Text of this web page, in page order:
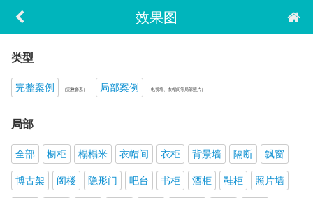
效果图
类型
完整案例 （完整套系） 局部案例 （电视墙、衣帽间等局部照片）
局部
全部 橱柜 榻榻米 衣帽间 衣柜 背景墙 隔断
飘窗
博古架
阁楼 隐形门 吧台 书柜 酒柜 鞋柜
照片墙